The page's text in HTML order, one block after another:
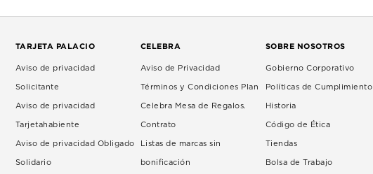
TARJETA PALACIO
Aviso de privacidad
Solicitante
Aviso de privacidad
Tarjetahabiente
Aviso de privacidad Obligado
Solidario
CELEBRA
Aviso de Privacidad
Términos y Condiciones Plan
Celebra Mesa de Regalos.
Contrato
Listas de marcas sin
bonificación
SOBRE NOSOTROS
Gobierno Corporativo
Políticas de Cumplimiento
Historia
Código de Ética
Tiendas
Bolsa de Trabajo